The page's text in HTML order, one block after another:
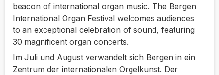
beacon of international organ music. The Bergen
International Organ Festival welcomes audiences
to an exceptional celebration of sound, featuring
30 magnificent organ concerts.
Im Juli und August verwandelt sich Bergen in ein
Zentrum der internationalen Orgelkunst. Der